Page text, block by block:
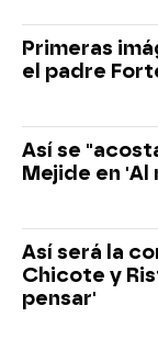
Primeras
el padre
Así se
Mejide en 'Al
Así será la
Chicote y
pensar'